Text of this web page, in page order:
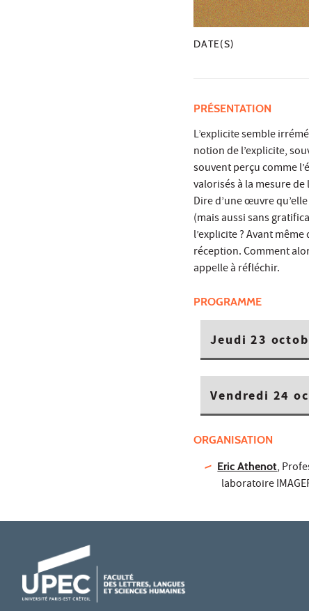
DATE(S)
PRÉSENTATION
L’explicite semble
notion de l’explicite,
souvent perçu comme
valorisés à la mesure
Dire d’une œuvre
(mais aussi sans
l’explicite ? Avant
réception. Comment
appelle à réfléchir.
PROGRAMME
Jeudi 23
Vendredi 24
ORGANISATION
Eric Athenot,
laboratoire